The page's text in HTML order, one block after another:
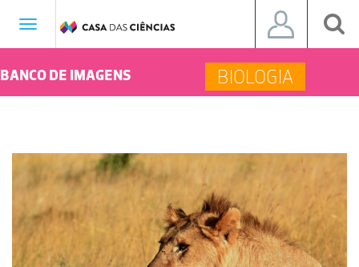
Toggle
BANCO DE IMAGENS BIOLOGIA